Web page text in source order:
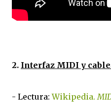
2. Interfaz MIDI y
- Lectura:Wikipedia.